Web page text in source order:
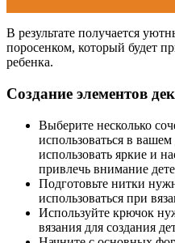
В результате получается
поросенком, который будет
ребенка.
Создание элементов
Выберите несколько
использоваться в
использовать яркие и
привлечь внимание
Подготовьте нитки
использоваться при
Используйте крючок
вязания для создания